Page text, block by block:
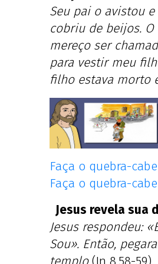
Seu pai o avistou
cobriu de beijos. O
mereço ser
para vestir meu
filho estava morto
Faça o quebra-
Faça o quebra-
Jesus revela sua
Jesus respondeu:
Sou». Então,